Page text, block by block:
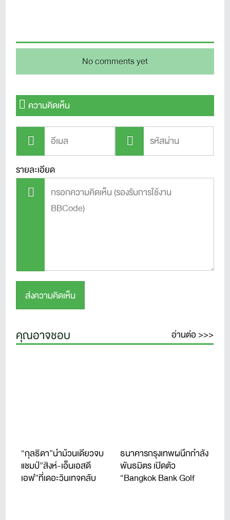
No comments yet
ความคิดเห็น
รายละเอียด
คุณอาจชอบ อ่านต่อ >>>
“กุลธิดา”นำม้วนเดียวจบ
แชมป์”สิงห์-เอ็นเอสดี
เอฟ”ที่เดอะวินเทจคลับ
ธนาคารกรุงเทพผนึกกำลัง
พันธมิตร เปิดตัว
“Bangkok Bank Golf